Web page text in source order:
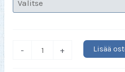
-
PIKKUVELI
+ Lisää